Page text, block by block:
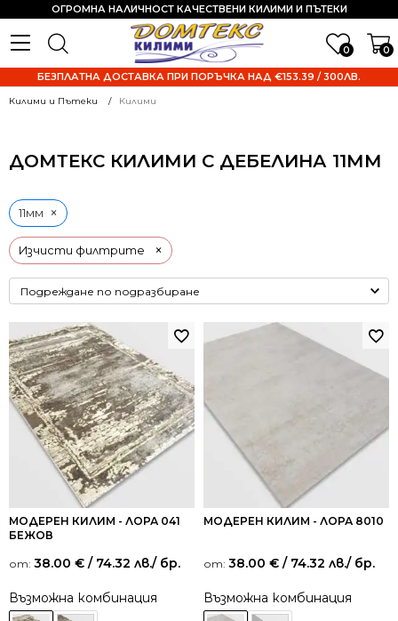
0 0
ОГРОМНА НАЛИЧНОСТ КАЧЕСТВЕНИ КИЛИМИ И ПЪТЕКИ
БЕЗПЛАТНА ДОСТАВКА ПРИ ПОРЪЧКА НАД €153.39 / 300ЛВ.
Килими и Пътеки Килими
ДОМТЕКС КИЛИМИ С ДЕБЕЛИНА 11ММ
Изчисти филтрите ×
11мм ×
МОДЕРЕН КИЛИМ - ЛОРА 041
БЕЖОВ
от: 38.00 € / 74.32 лв./ бр.
Възможна комбинация
МОДЕРЕН КИЛИМ - ЛОРА 8010
от: 38.00 € / 74.32 лв./ бр.
Възможна комбинация